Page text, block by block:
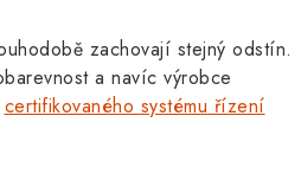
zachovají stejný odstín.
a navíc výrobce
certifikovaného systému řízení